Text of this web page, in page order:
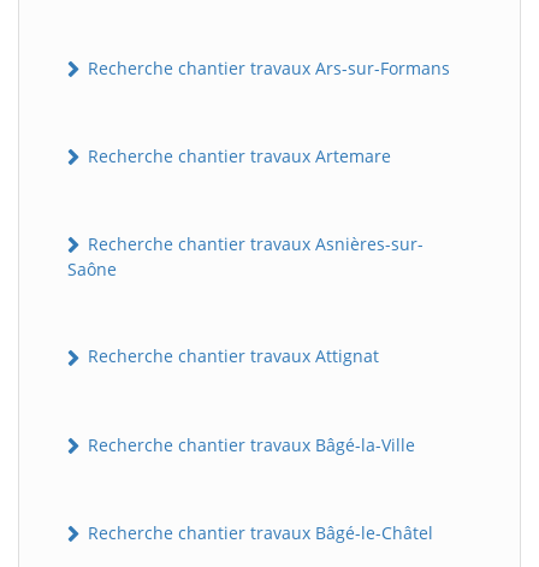
Recherche chantier travaux Ars-sur-Formans
Recherche chantier travaux Artemare
Recherche chantier travaux Asnières-sur-
Saône
Recherche chantier travaux Attignat
Recherche chantier travaux Bâgé-la-Ville
Recherche chantier travaux Bâgé-le-Châtel